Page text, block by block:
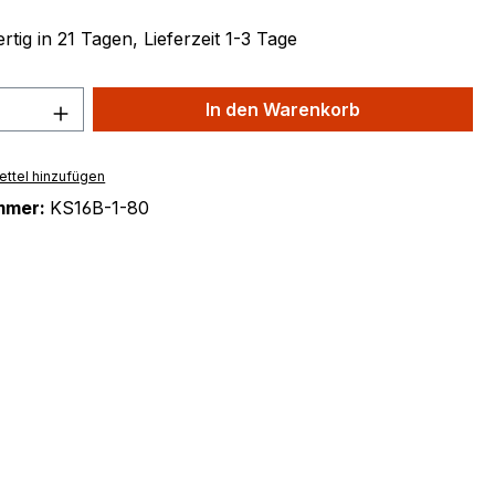
in 21 Tagen, Lieferzeit 1-3 Tage
Anzahl: Gib den gewünschten Wert
In den Warenkorb
hinzufügen
KS16B-1-80